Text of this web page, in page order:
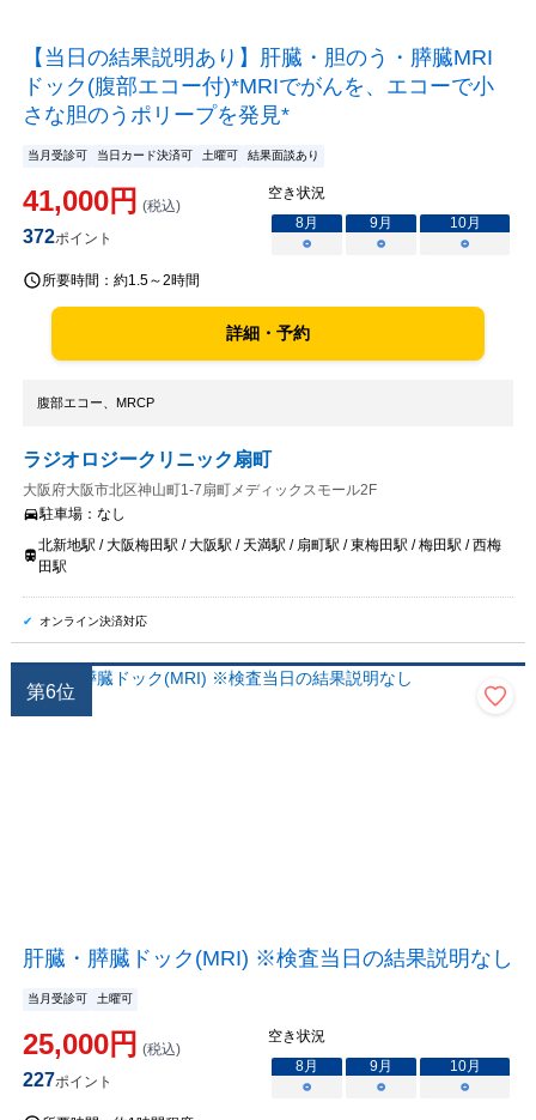
【当日の結果説明あり】肝臓・胆のう・膵臓MRI
ドック(腹部エコー付)*MRIでがんを、エコーで小
さな胆のうポリープを発見*
当月受診可 当日カード決済可 土曜可 結果面談あり
41,000円 (税込)
372ポイント
空き状況
8月 9月 10月
○
○ ○
所要時間： 約1.5～2時間
詳細・予約
腹部エコー、MRCP
ラジオロジークリニック扇町
大阪府大阪市北区神山町1-7扇町メディックスモール2F
駐車場： なし
北新地駅 / 大阪梅田駅 / 大阪駅 / 天満駅 / 扇町駅 / 東梅田駅 / 梅田駅 / 西梅
田駅
オンライン決済対応
第6位
肝臓・膵臓ドック(MRI) ※検査当日の結果説明なし
当月受診可 土曜可
25,000円 (税込)
227ポイント
空き状況
8月 9月 10月
○
○ ○